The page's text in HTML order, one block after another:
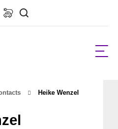
Heike Wenzel